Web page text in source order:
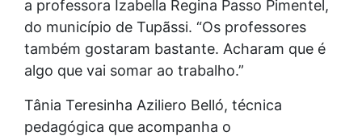
a professora Izabella Regina Passo Pimentel,
do município de Tupãssi. “Os professores
também gostaram bastante. Acharam que é
algo que vai somar ao trabalho.”
Tânia Teresinha Aziliero Belló, técnica
pedagógica que acompanha o